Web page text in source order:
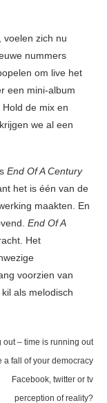
voelen zich nu
nummers
om live het
een mini-album
de mix en
we al een
End Of A Century
het is één van de
maakten. En
End Of A
Het
voorzien van
als melodisch
out – time is running out
a fall of your democracy
Facebook, twitter or tv
perception of reality?